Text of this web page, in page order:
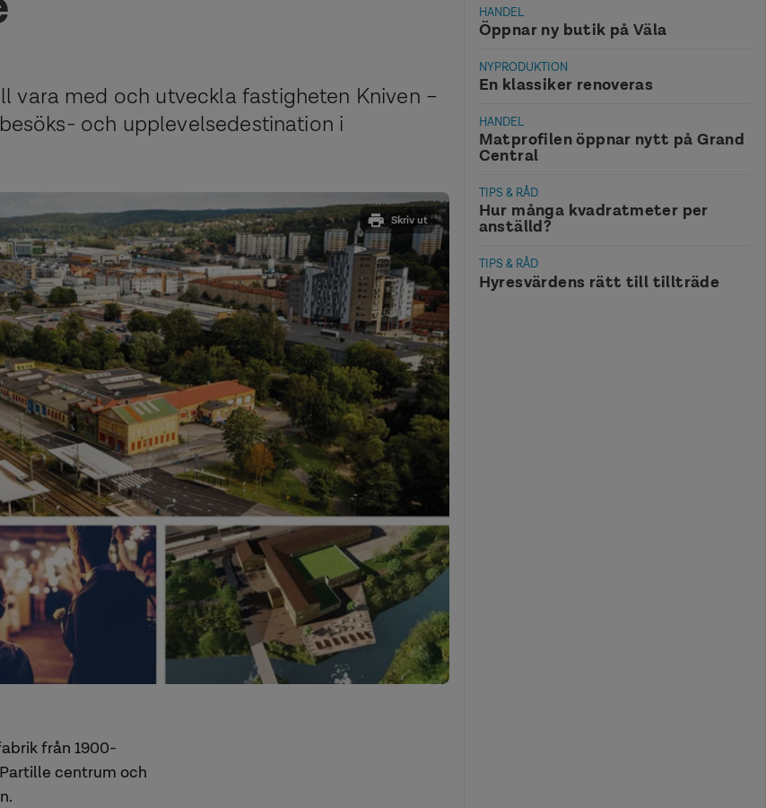
vara med och utveckla fastigheten Kniven –
och upplevelsedestination i
Skriv ut
från 1900-
centrum och
HANDEL
Öppnar ny butik på Väla
NYPRODUKTION
En klassiker renoveras
HANDEL
Matprofilen öppnar nytt på Grand
Central
TIPS & RÅD
Hur många kvadratmeter per
anställd?
TIPS & RÅD
Hyresvärdens rätt till tillträde